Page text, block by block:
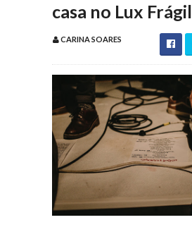
casa no Lux Frágil
CARINA SOARES